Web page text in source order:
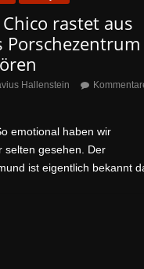
rastet aus
Porschezentrum
Hallenstein
emotional haben wir
selten gesehen. Der
ist eigentlich bekannt